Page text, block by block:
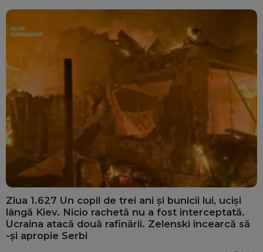
Ziua 1.627 Un copil de trei ani și bunicii lui, uciși
lângă Kiev. Nicio rachetă nu a fost interceptată.
Ucraina atacă două rafinării. Zelenski încearcă să
-și apropie Serbi